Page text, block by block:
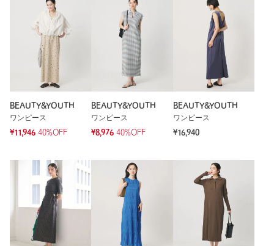
BEAUTY&YOUTH
ワンピース
¥11,946 40%OFF
BEAUTY&YOUTH
ワンピース
¥8,976 40%OFF
BEAUTY&YOUTH
ワンピース
¥16,940